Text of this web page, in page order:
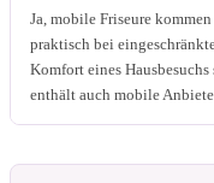
Ja, mobile Friseure
praktisch bei
Komfort eines
enthält auch mobile